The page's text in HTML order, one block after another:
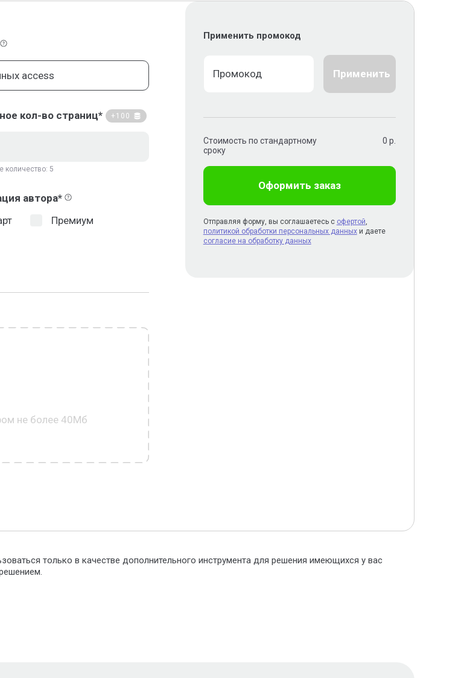
кол-во страниц* +100
количество: 5
автора*
Премиум
не более 40Мб
Применить промокод
Применить
Стоимость по стандартному
сроку
0 р.
Оформить заказ
Отправляя форму, вы соглашаетесь с офертой,
политикой обработки персональных данныхи даете
согласие на обработку данных
только в качестве дополнительного инструмента для решения имеющихся у вас